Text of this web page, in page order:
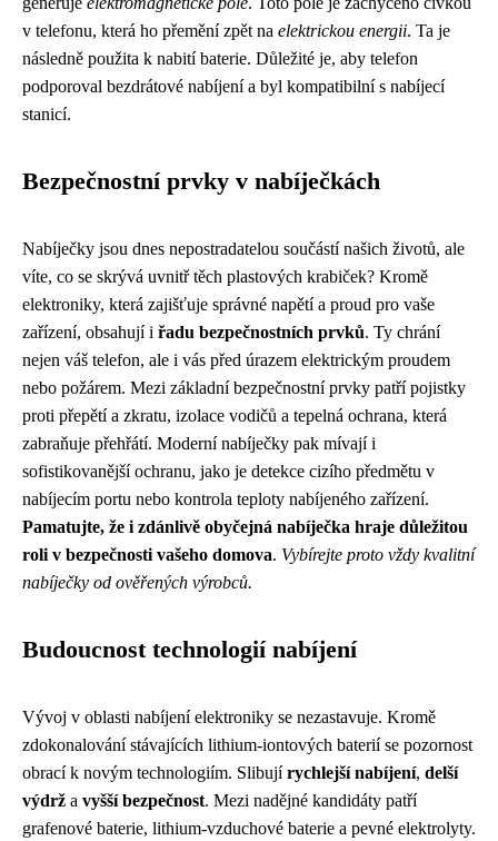
v telefonu, která ho přemění zpět na elektrickou energii. Ta je
následně použita k nabití baterie. Důležité je, aby telefon
podporoval bezdrátové nabíjení a byl kompatibilní s nabíjecí
stanicí.
Bezpečnostní prvky v nabíječkách
Nabíječky jsou dnes nepostradatelou součástí našich životů, ale
víte, co se skrývá uvnitř těch plastových krabiček? Kromě
elektroniky, která zajišťuje správné napětí a proud pro vaše
zařízení, obsahují i řadu bezpečnostních prvků. Ty chrání
nejen váš telefon, ale i vás před úrazem elektrickým proudem
nebo požárem. Mezi základní bezpečnostní prvky patří pojistky
proti přepětí a zkratu, izolace vodičů a tepelná ochrana, která
zabraňuje přehřátí. Moderní nabíječky pak mívají i
sofistikovanější ochranu, jako je detekce cizího předmětu v
nabíjecím portu nebo kontrola teploty nabíjeného zařízení.
Pamatujte, že i zdánlivě obyčejná nabíječka hraje důležitou
roli v bezpečnosti vašeho domova. Vybírejte proto vždy kvalitní
nabíječky od ověřených výrobců.
Budoucnost technologií nabíjení
Vývoj v oblasti nabíjení elektroniky se nezastavuje. Kromě
zdokonalování stávajících lithium-iontových baterií se pozornost
obrací k novým technologiím. Slibujírychlejší nabíjení, delší
výdrž a vyšší bezpečnost. Mezi nadějné kandidáty patří
grafenové baterie, lithium-vzduchové baterie a pevné elektrolyty.